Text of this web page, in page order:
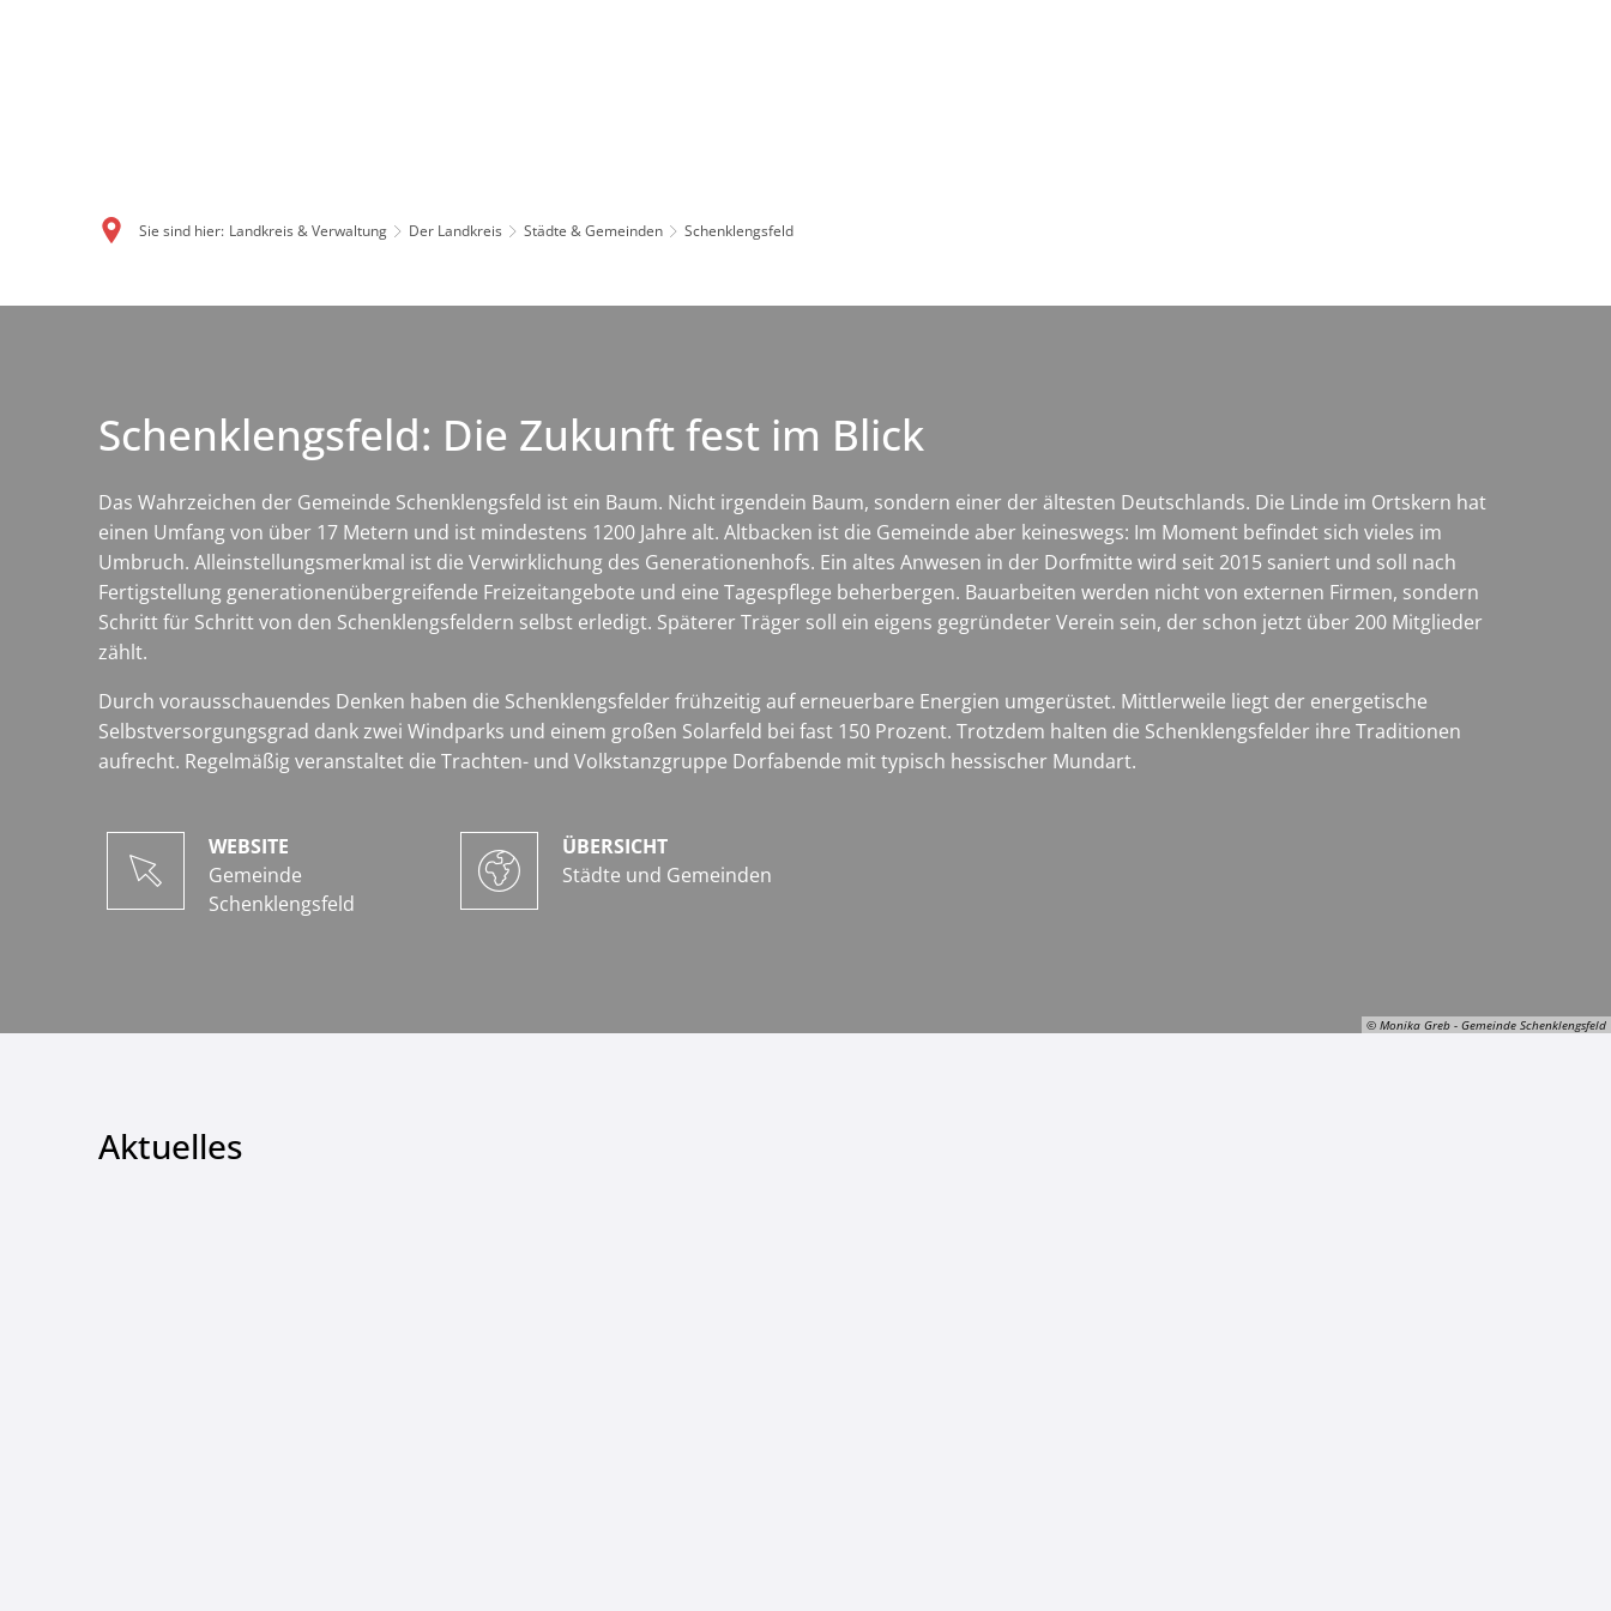
Sie sind hier: Landkreis & Verwaltung Der Landkreis Städte & Gemeinden Schenklengsfeld
© Monika Greb - Gemeinde Schenklengsfeld
Schenklengsfeld: Die Zukunft fest im Blick
Das Wahrzeichen der Gemeinde Schenklengsfeld ist ein Baum. Nicht irgendein Baum, sondern einer der ältesten Deutschlands. Die Linde im Ortskern hat
einen Umfang von über 17 Metern und ist mindestens 1200 Jahre alt. Altbacken ist die Gemeinde aber keineswegs: Im Moment befindet sich vieles im
Umbruch. Alleinstellungsmerkmal ist die Verwirklichung des Generationenhofs. Ein altes Anwesen in der Dorfmitte wird seit 2015 saniert und soll nach
Fertigstellung generationenübergreifende Freizeitangebote und eine Tagespflege beherbergen. Bauarbeiten werden nicht von externen Firmen, sondern
Schritt für Schritt von den Schenklengsfeldern selbst erledigt. Späterer Träger soll ein eigens gegründeter Verein sein, der schon jetzt über 200 Mitglieder
zählt.
Durch vorausschauendes Denken haben die Schenklengsfelder frühzeitig auf erneuerbare Energien umgerüstet. Mittlerweile liegt der energetische
Selbstversorgungsgrad dank zwei Windparks und einem großen Solarfeld bei fast 150 Prozent. Trotzdem halten die Schenklengsfelder ihre Traditionen
aufrecht. Regelmäßig veranstaltet die Trachten- und Volkstanzgruppe Dorfabende mit typisch hessischer Mundart.
WEBSITE
Gemeinde
Schenklengsfeld
ÜBERSICHT
Städte und Gemeinden
Aktuelles